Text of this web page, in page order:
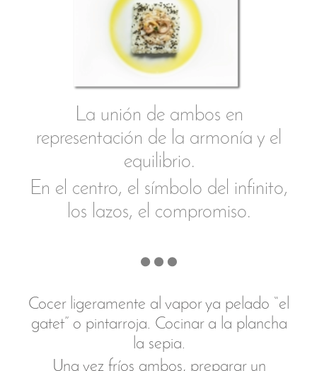
apretar con cuidado. Guardar cubierto en
refrigeración.
Para servir verter un poco de caldo del
pescado con soja y unas hebras de
azafrán. En el centro del plato colocar
una cucharadita de puré de patata
guindilla. Partir el “huevo” en dos con un
cuchillo bien afilado y colocar una hoja de
hierbaluisa. Dejaremos esta mitad sobre
el puré tapándolo por completo.
La galera
que quería ser cigala